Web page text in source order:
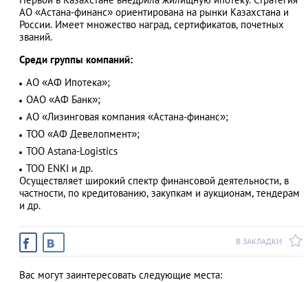
АО «Астана-финанс» ориентирована на рынки Казахстана и
России. Имеет множество наград, сертификатов, почетных
званий.
Среди группы компаний:
АО «АФ Ипотека»;
ОАО «АФ Банк»;
АО «Лизинговая компания «Астана-финанс»;
ТОО «АФ Девелопмент»;
ТОО Astana-Logistics
ТОО ENKI и др.
Осуществляет широкий спектр финансовой деятельности, в
частности, по кредитованию, закупкам и аукционам, тендерам
и др.
В ЗАКЛАДКИ
Вас могут заинтересовать следующие места: